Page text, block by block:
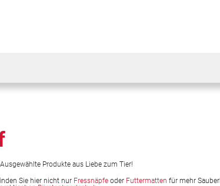
Produkte aus Liebe zum Tier!
Sie hier nicht nur Fressnäpfe oder Futtermatten für mehr